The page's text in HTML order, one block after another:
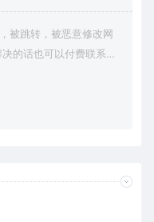
被跳转，被恶意修改网
的话也可以付费联系站